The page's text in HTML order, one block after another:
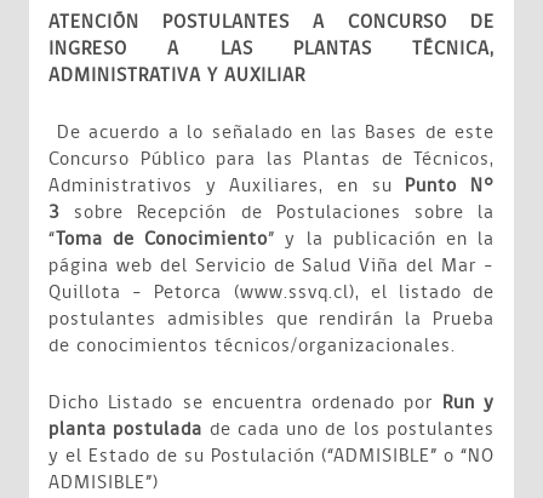
ATENCIÓN POSTULANTES A CONCURSO DE
INGRESO A LAS PLANTAS TÉCNICA,
ADMINISTRATIVA Y AUXILIAR
De acuerdo a lo señalado en las Bases de este
Concurso Público para las Plantas de Técnicos,
Administrativos y Auxiliares, en su Punto N°
3 sobre Recepción de Postulaciones sobre la
“Toma de Conocimiento” y la publicación en la
página web del Servicio de Salud Viña del Mar –
Quillota – Petorca (www.ssvq.cl), el listado de
postulantes admisibles que rendirán la Prueba
de conocimientos técnicos/organizacionales.
Dicho Listado se encuentra ordenado por Run y
planta postulada de cada uno de los postulantes
y el Estado de su Postulación (“ADMISIBLE” o “NO
ADMISIBLE”)